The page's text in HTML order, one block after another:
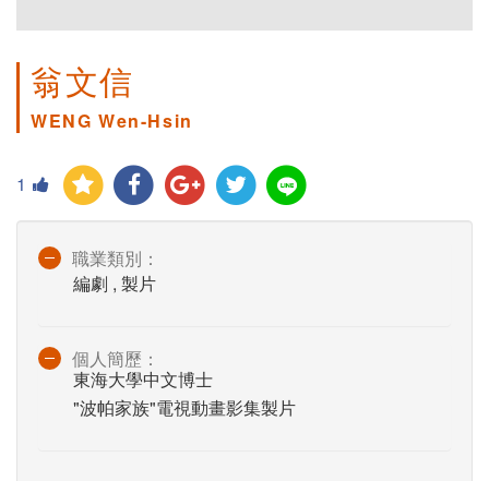
翁文信
WENG Wen-Hsin
1
職業類別：
編劇 , 製片
個人簡歷：
東海大學中文博士
"波帕家族"電視動畫影集製片